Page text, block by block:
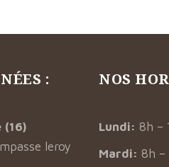
:
(16)
leroy
NOS
Lundi: 8h –
Mardi: 8h –